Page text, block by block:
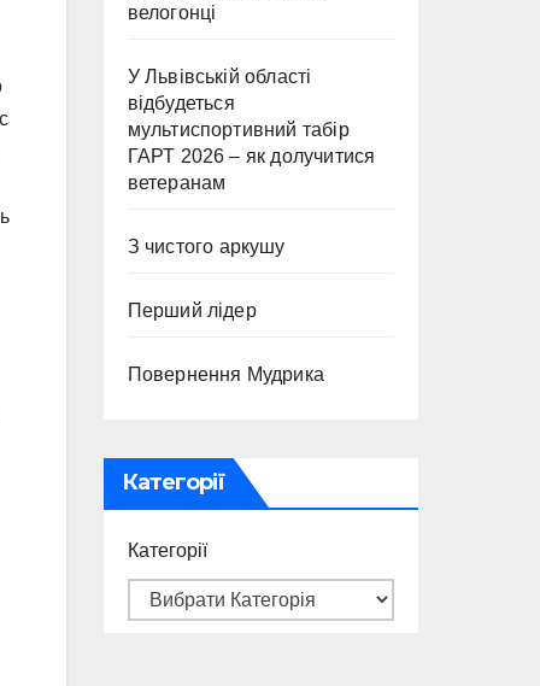
велогонці
У Львівській області
відбудеться
мультиспортивний табір
ГАРТ 2026 – як долучитися
ветеранам
З чистого аркушу
Перший лідер
Повернення Мудрика
Категорії
Категорії